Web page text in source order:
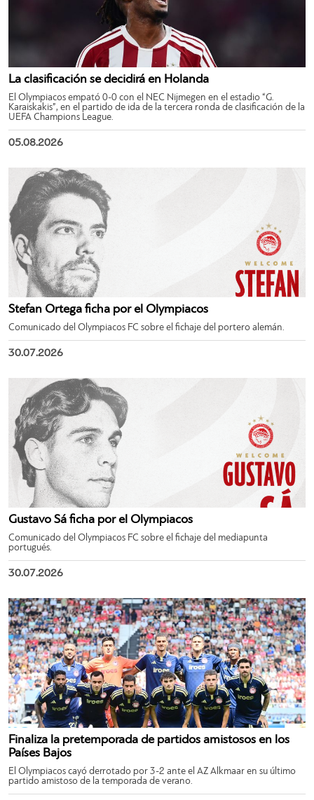
La clasificación se decidirá en Holanda
El Olympiacos empató 0-0 con el NEC Nijmegen en el estadio “G.
Karaiskakis”, en el partido de ida de la tercera ronda de clasificación de la
UEFA Champions League.
05.08.2026
Stefan Ortega ficha por el Olympiacos
Comunicado del Olympiacos FC sobre el fichaje del portero alemán.
30.07.2026
Gustavo Sá ficha por el Olympiacos
Comunicado del Olympiacos FC sobre el fichaje del mediapunta
portugués.
30.07.2026
Finaliza la pretemporada de partidos amistosos en los
Países Bajos
El Olympiacos cayó derrotado por 3-2 ante el AZ Alkmaar en su último
partido amistoso de la temporada de verano.